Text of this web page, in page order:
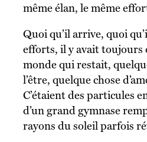
même élan, le même
Quoi qu’il arrive, quoi qu’il advienne de nos
efforts, il y avait toujours
monde qui restait,
l’être, quelque chose
C’étaient des particules
d’un grand gymnase
rayons du soleil parfois